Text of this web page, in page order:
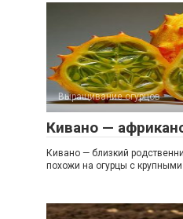
Выращивание огурцов
Кивано —
Кивано — близкий
похожи на огурцы с